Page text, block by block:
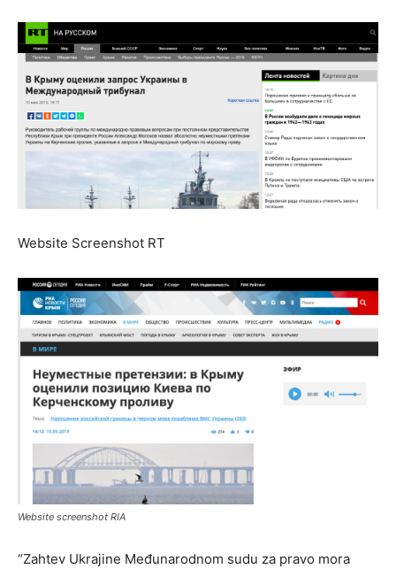
Website Screenshot RT
Website screenshot RIA
“Zahtev Ukrajine Međunarodnom sudu za pravo mora